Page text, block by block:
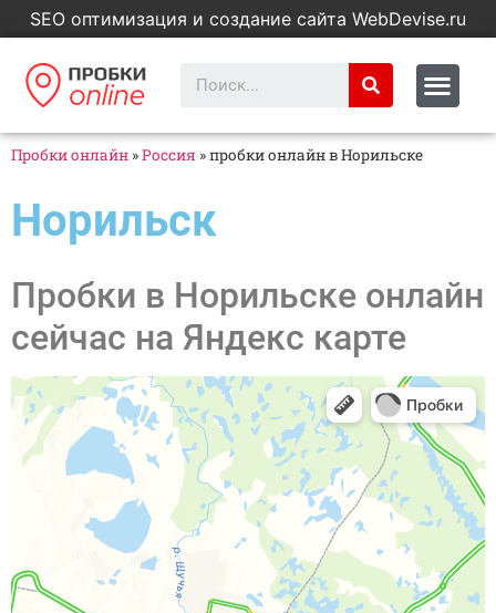
SEO оптимизация и создание сайта WebDevise.ru
Пробки онлайн »Россия »пробки онлайн в Норильске
Норильск
Пробки в Норильске онлайн
сейчас на Яндекс карте